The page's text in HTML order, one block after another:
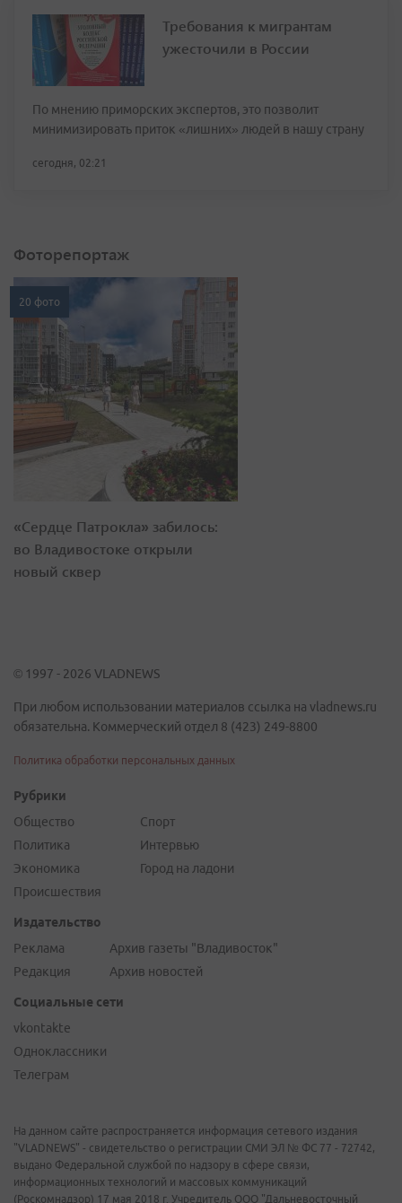
Требования к мигрантам
ужесточили в России
По мнению приморских экспертов, это позволит
минимизировать приток «лишних» людей в нашу страну
сегодня, 02:21
Фоторепортаж
20 фото
«Сердце Патрокла» забилось:
во Владивостоке открыли
новый сквер
© 1997 - 2026 VLADNEWS
При любом использовании материалов ссылка на vladnews.ru
обязательна. Коммерческий отдел 8 (423) 249-8800
Политика обработки персональных данных
Рубрики
Общество
Политика
Экономика
Происшествия
Спорт
Интервью
Город на ладони
Издательство
Реклама
Редакция
Архив газеты "Владивосток"
Архив новостей
Социальные сети
vkontakte
Одноклассники
Телеграм
На данном сайте распространяется информация сетевого издания
"VLADNEWS" - свидетельство о регистрации СМИ ЭЛ № ФС 77 - 72742,
выдано Федеральной службой по надзору в сфере связи,
информационных технологий и массовых коммуникаций
(Роскомнадзор) 17 мая 2018 г. Учредитель ООО "Дальневосточный